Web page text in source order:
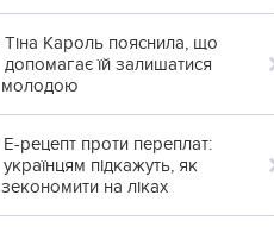
Тіна Кароль пояснила, що
допомагає їй залишатися
молодою
Е-рецепт проти переплат:
українцям підкажуть, як
зекономити на ліках